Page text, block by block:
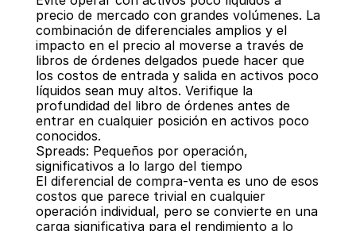
precio de mercado con grandes volúmenes. La
combinación de diferenciales amplios y el
impacto en el precio al moverse a través de
libros de órdenes delgados puede hacer que
los costos de entrada y salida en activos poco
líquidos sean muy altos. Verifique la
profundidad del libro de órdenes antes de
entrar en cualquier posición en activos poco
conocidos.
Spreads: Pequeños por operación,
significativos a lo largo del tiempo
El diferencial de compra-venta es uno de esos
costos que parece trivial en cualquier
operación individual, pero se convierte en una
carga significativa para el rendimiento a lo